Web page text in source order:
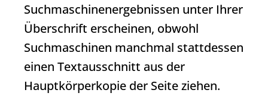
Suchmaschinenergebnissen unter Ihrer
Überschrift erscheinen, obwohl
Suchmaschinen manchmal stattdessen
einen Textausschnitt aus der
Hauptkörperkopie der Seite ziehen.